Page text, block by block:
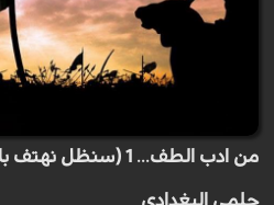
من ادب الطف... 1
حلمي البغدادي